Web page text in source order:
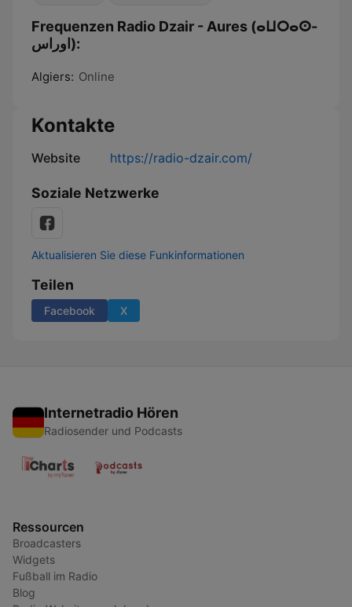
Frequenzen Radio Dzair - Aures (ⴰⵡⵔⴰⵙ-
اوراس):
Algiers: Online
Kontakte
Website https://radio-dzair.com/
Soziale Netzwerke
Aktualisieren Sie diese Funkinformationen
Teilen
Facebook X
Internetradio Hören
Radiosender und Podcasts
Ressourcen
Broadcasters
Widgets
Fußball im Radio
Blog